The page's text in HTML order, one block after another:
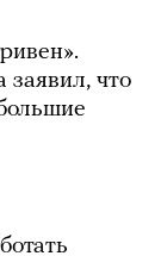
заявил, что